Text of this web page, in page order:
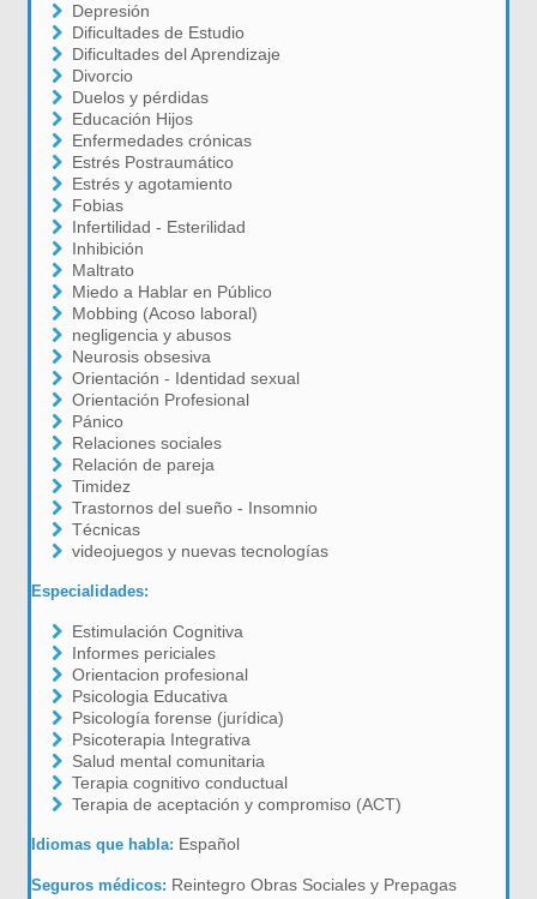
Depresión
Dificultades de Estudio
Dificultades del Aprendizaje
Divorcio
Duelos y pérdidas
Educación Hijos
Enfermedades crónicas
Estrés Postraumático
Estrés y agotamiento
Fobias
Infertilidad - Esterilidad
Inhibición
Maltrato
Miedo a Hablar en Público
Mobbing (Acoso laboral)
negligencia y abusos
Neurosis obsesiva
Orientación - Identidad sexual
Orientación Profesional
Pánico
Relaciones sociales
Relación de pareja
Timidez
Trastornos del sueño - Insomnio
Técnicas
videojuegos y nuevas tecnologías
Especialidades:
Estimulación Cognitiva
Informes periciales
Orientacion profesional
Psicologia Educativa
Psicología forense (jurídica)
Psicoterapia Integrativa
Salud mental comunitaria
Terapia cognitivo conductual
Terapia de aceptación y compromiso (ACT)
Idiomas que habla: Español
Seguros médicos: Reintegro Obras Sociales y Prepagas